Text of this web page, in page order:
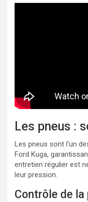
Les pneus :
Les pneus sont l’un
Ford Kuga,
entretien régulier est
leur pression.
Contrôle de la